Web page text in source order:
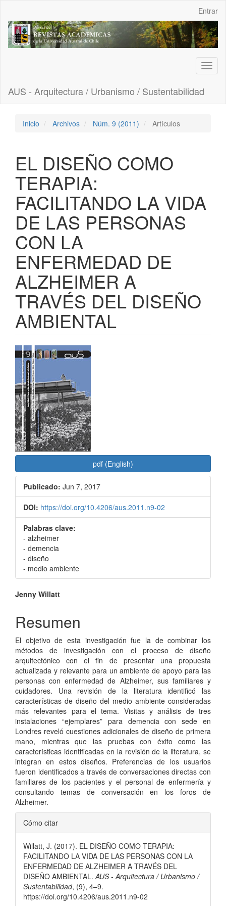
Contenido
principal
Barra
Entrar
AUS - Arquitectura / Urbanismo / Sustentabilidad
Inicio Archivos Núm. 9 (2011) Artículos
EL DISEÑO COMO
TERAPIA:
FACILITANDO LA VIDA
DE LAS PERSONAS
CON LA
ENFERMEDAD DE
ALZHEIMER A
TRAVÉS DEL DISEÑO
AMBIENTAL
Barra
lateral
del
artículo
pdf (English)
Publicado: Jun 7, 2017
DOI: https://doi.org/10.4206/aus.2011.n9-02
Palabras clave:
- alzheimer
- demencia
- diseño
- medio ambiente
Contenido
principal
del
artículo
Jenny Willatt
Resumen
El objetivo de esta investigación fue la de combinar los
métodos de investigación con el proceso de diseño
arquitectónico con el fin de presentar una propuesta
actualizada y relevante para un ambiente de apoyo para las
personas con enfermedad de Alzheimer, sus familiares y
cuidadores. Una revisión de la literatura identificó las
características de diseño del medio ambiente consideradas
más relevantes para el tema. Visitas y análisis de tres
instalaciones “ejemplares” para demencia con sede en
Londres reveló cuestiones adicionales de diseño de primera
mano, mientras que las pruebas con éxito como las
características identificadas en la revisión de la literatura, se
integran en estos diseños. Preferencias de los usuarios
fueron identificados a través de conversaciones directas con
familiares de los pacientes y el personal de enfermería y
consultando temas de conversación en los foros de
Alzheimer.
Detalles
del
artículo
Cómo citar
Willatt, J. (2017). EL DISEÑO COMO TERAPIA:
FACILITANDO LA VIDA DE LAS PERSONAS CON LA
ENFERMEDAD DE ALZHEIMER A TRAVÉS DEL
DISEÑO AMBIENTAL. AUS - Arquitectura / Urbanismo /
Sustentabilidad, (9), 4–9.
https://doi.org/10.4206/aus.2011.n9-02